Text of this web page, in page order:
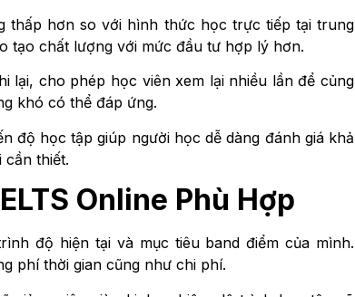
thấp hơn so với hình thức học trực tiếp tại trung
tạo chất lượng với mức đầu tư hợp lý hơn.
lại, cho phép học viên xem lại nhiều lần để củng
khó có thể đáp ứng.
độ học tập giúp người học dễ dàng đánh giá khả
thiết.
Online Phù Hợp
độ hiện tại và mục tiêu band điểm của mình.
phí thời gian cũng như chi phí.